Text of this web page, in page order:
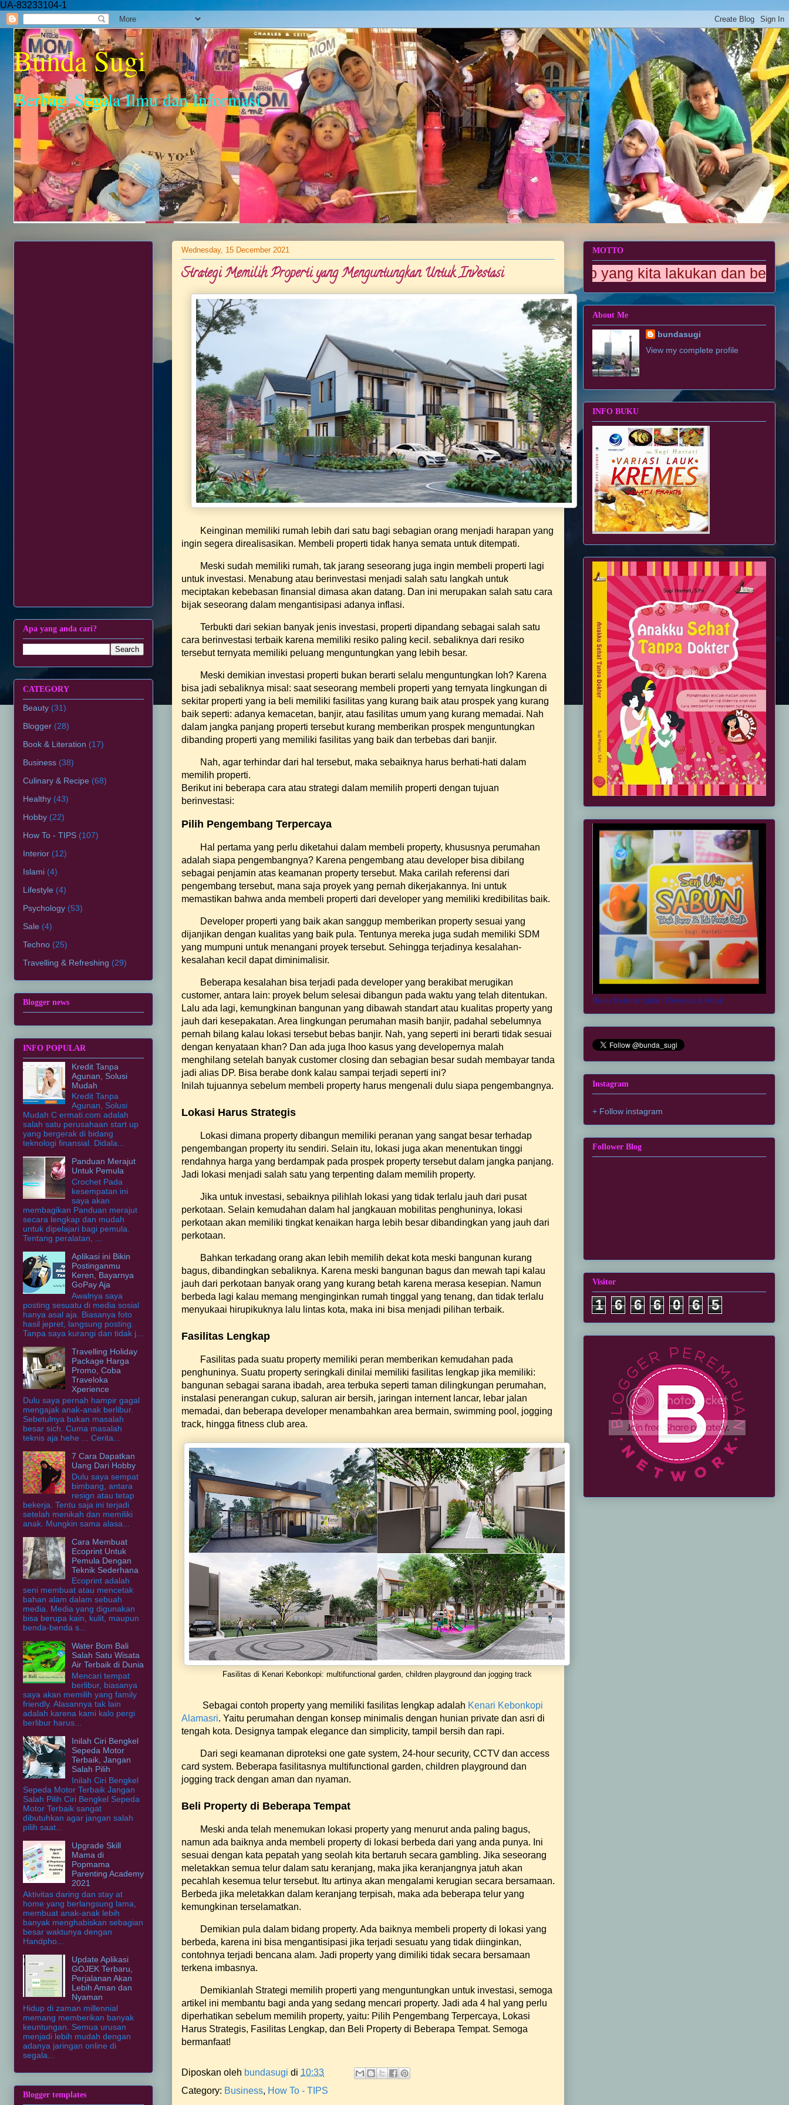
UA-83233104-1
Bunda Sugi
Berbagi Segala Ilmu dan Informasi
Wednesday, 15 December 2021
Strategi Memilih Properti yang Menguntungkan Untuk Investasi
Keinginan memiliki rumah lebih dari satu bagi sebagian orang menjadi harapan yang
ingin segera direalisasikan. Membeli properti tidak hanya semata untuk ditempati.
Meski sudah memiliki rumah, tak jarang seseorang juga ingin membeli properti lagi
untuk investasi. Menabung atau berinvestasi menjadi salah satu langkah untuk
meciptakan kebebasan finansial dimasa akan datang. Dan ini merupakan salah satu cara
bijak seseorang dalam mengantisipasi adanya inflasi.
Terbukti dari sekian banyak jenis investasi, properti dipandang sebagai salah satu
cara berinvestasi terbaik karena memiliki resiko paling kecil. sebaliknya dari resiko
tersebut ternyata memiliki peluang menguntungkan yang lebih besar.
Meski demikian investasi properti bukan berarti selalu menguntungkan loh? Karena
bisa jadi sebaliknya misal: saat seseorang membeli properti yang ternyata lingkungan di
sekitar properti yang ia beli memiliki fasilitas yang kurang baik atau prospek yang kurang
baik seperti: adanya kemacetan, banjir, atau fasilitas umum yang kurang memadai. Nah
dalam jangka panjang properti tersebut kurang memberikan prospek menguntungkan
dibanding properti yang memiliki fasilitas yang baik dan terbebas dari banjir.
Nah, agar terhindar dari hal tersebut, maka sebaiknya harus berhati-hati dalam
memilih properti.
Berikut ini beberapa cara atau strategi dalam memilih properti dengan tujuan
berinvestasi:
Pilih Pengembang Terpercaya
Hal pertama yang perlu diketahui dalam membeli property, khususnya perumahan
adalah siapa pengembangnya? Karena pengembang atau developer bisa dibilang
sebagai penjamin atas keamanan property tersebut. Maka carilah referensi dari
pengembang tersebut, mana saja proyek yang pernah dikerjakannya. Ini untuk
memastikan bahwa anda membeli properti dari developer yang memiliki kredibilitas baik.
Developer properti yang baik akan sanggup memberikan property sesuai yang
dijanjikan dengan kualitas yang baik pula. Tentunya mereka juga sudah memiliki SDM
yang mumpuni untuk menangani proyek tersebut. Sehingga terjadinya kesalahan-
kesalahan kecil dapat diminimalisir.
Beberapa kesalahan bisa terjadi pada developer yang berakibat merugikan
customer, antara lain: proyek belum selesai dibangun pada waktu yang telah ditentukan.
Lalu ada lagi, kemungkinan bangunan yang dibawah standart atau kualitas property yang
jauh dari kesepakatan. Area lingkungan perumahan masih banjir, padahal sebelumnya
pernah bilang kalau lokasi tersebut bebas banjir. Nah, yang seperti ini berarti tidak sesuai
dengan kenyataan khan? Dan ada juga lhoo kasus yang developernya malah
menghilang setelah banyak customer closing dan sebagian besar sudah membayar tanda
jadi alias DP. Bisa berabe donk kalau sampai terjadi seperti ini?
Inilah tujuannya sebelum membeli property harus mengenali dulu siapa pengembangnya.
Lokasi Harus Strategis
Lokasi dimana property dibangun memiliki peranan yang sangat besar terhadap
pengembangan property itu sendiri. Selain itu, lokasi juga akan menentukan tinggi
rendahnya harga yang berdampak pada prospek property tersebut dalam jangka panjang.
Jadi lokasi menjadi salah satu yang terpenting dalam memilih property.
Jika untuk investasi, sebaiknya pilihlah lokasi yang tidak terlalu jauh dari pusat
perkotaan. Selain kemudahan dalam hal jangkauan mobilitas penghuninya, lokasi
perkotaan akan memiliki tingkat kenaikan harga lebih besar dibandingkan yang jauh dari
perkotaan.
Bahkan terkadang orang akan lebih memilih dekat kota meski bangunan kurang
bagus, dibandingkan sebaliknya. Karena meski bangunan bagus dan mewah tapi kalau
jauh dari perkotaan banyak orang yang kurang betah karena merasa kesepian. Namun
berbeda lagi kalau memang menginginkan rumah tinggal yang tenang, dan tidak terlalu
menyukaai hirupikuknya lalu lintas kota, maka ini bisa menjadi pilihan terbaik.
Fasilitas Lengkap
Fasilitas pada suatu property memiliki peran memberikan kemudahan pada
penghuninya. Suatu property seringkali dinilai memiliki fasilitas lengkap jika memiliki:
bangunan sebagai sarana ibadah, area terbuka seperti taman dilingkungan perumahan,
instalasi penerangan cukup, saluran air bersih, jaringan internent lancar, lebar jalan
memadai, dan beberapa developer menambahkan area bermain, swimming pool, jogging
track, hingga fitness club area.
Fasilitas di Kenari Kebonkopi: multifunctional garden, children playground dan jogging track
Sebagai contoh property yang memiliki fasilitas lengkap adalah Kenari Kebonkopi
Alamasri. Yaitu perumahan dengan konsep minimalis dengan hunian private dan asri di
tengah kota. Designya tampak elegance dan simplicity, tampil bersih dan rapi.
Dari segi keamanan diproteksi one gate system, 24-hour security, CCTV dan access
card system. Beberapa fasilitasnya multifunctional garden, children playground dan
jogging track dengan aman dan nyaman.
Beli Property di Beberapa Tempat
Meski anda telah menemukan lokasi property yang menurut anda paling bagus,
namun ada baiknya anda membeli property di lokasi berbeda dari yang anda punya. Ini
sesuai dengan kata pepatah yang seolah kita bertaruh secara gambling. Jika seseorang
meletakkan semua telur dalam satu keranjang, maka jika keranjangnya jatuh akan
pecahlah kesemua telur tersebut. Itu artinya akan mengalami kerugian secara bersamaan.
Berbeda jika meletakkan dalam keranjang terpisah, maka ada beberapa telur yang
kemungkinan terselamatkan.
Demikian pula dalam bidang property. Ada baiknya membeli property di lokasi yang
berbeda, karena ini bisa mengantisipasi jika terjadi sesuatu yang tidak diinginkan,
contohnya terjadi bencana alam. Jadi property yang dimiliki tidak secara bersamaan
terkena imbasnya.
Demikianlah Strategi memilih properti yang menguntungkan untuk investasi, semoga
artikel ini membantu bagi anda yang sedang mencari property. Jadi ada 4 hal yang perlu
diperhatikan sebelum memilih property, yaitu: Pilih Pengembang Terpercaya, Lokasi
Harus Strategis, Fasilitas Lengkap, dan Beli Property di Beberapa Tempat. Semoga
bermanfaat!
Diposkan oleh bundasugi di 10:33
Category: Business, How To - TIPS
Apa yang anda cari?
CATEGORY
Beauty (31)
Blogger (28)
Book & Literation (17)
Business (38)
Culinary & Recipe (68)
Healthy (43)
Hobby (22)
How To - TIPS (107)
Interior (12)
Islami (4)
Lifestyle (4)
Psychology (53)
Sale (4)
Techno (25)
Travelling & Refreshing (29)
Blogger news
INFO POPULAR
Kredit Tanpa
Agunan, Solusi
Mudah
Kredit Tanpa
Agunan, Solusi
Mudah C ermati.com adalah
salah satu perusahaan start up
yang bergerak di bidang
teknologi finansial. Didala...
Panduan Merajut
Untuk Pemula
Crochet Pada
kesempatan ini
saya akan
membagikan Panduan merajut
secara lengkap dan mudah
untuk dipelajari bagi pemula.
Tentang peralatan, ...
Aplikasi ini Bikin
Postinganmu
Keren, Bayarnya
GoPay Aja
Awalnya saya
posting sesuatu di media sosial
hanya asal aja. Biasanya foto
hasil jepret, langsung posting.
Tanpa saya kurangi dan tidak j...
Travelling Holiday
Package Harga
Promo, Coba
Traveloka
Xperience
Dulu saya pernah hampir gagal
mengajak anak-anak berlibur.
Sebetulnya bukan masalah
besar sich. Cuma masalah
teknis aja hehe ... Cerita...
7 Cara Dapatkan
Uang Dari Hobby
Dulu saya sempat
bimbang, antara
resign atau tetap
bekerja. Tentu saja ini terjadi
setelah menikah dan memiliki
anak. Mungkin sama alasa...
Cara Membuat
Ecoprint Untuk
Pemula Dengan
Teknik Sederhana
Ecoprint adalah
seni membuat atau mencetak
bahan alam dalam sebuah
media. Media yang digunakan
bisa berupa kain, kulit, maupun
benda-benda s...
Water Bom Bali
Salah Satu Wisata
Air Terbaik di Dunia
Mencari tempat
berlibur, biasanya
saya akan memilih yang family
friendly. Alasannya tak lain
adalah karena kami kalo pergi
berlibur harus...
Inilah Ciri Bengkel
Sepeda Motor
Terbaik, Jangan
Salah Pilih
Inilah Ciri Bengkel
Sepeda Motor Terbaik Jangan
Salah Pilih Ciri Bengkel Sepeda
Motor Terbaik sangat
dibutuhkan agar jangan salah
pilih saat...
Upgrade Skill
Mama di
Popmama
Parenting Academy
2021
Aktivitas daring dan stay at
home yang berlangsung lama,
membuat anak-anak lebih
banyak menghabiskan sebagian
besar waktunya dengan
Handpho...
Update Aplikasi
GOJEK Terbaru,
Perjalanan Akan
Lebih Aman dan
Nyaman
Hidup di zaman millennial
memang memberikan banyak
keuntungan. Semua urusan
menjadi lebih mudah dengan
adanya jaringan online di
segala...
Blogger templates
MOTTO
Setiap yang kita lakukan dan bermanfaat
About Me
bundasugi
View my complete profile
INFO BUKU
Buku Keterampilan Dewasa & Anak
Instagram
+ Follow instagram
Follower Blog
Visitor
1 6 6 6 0 6 5